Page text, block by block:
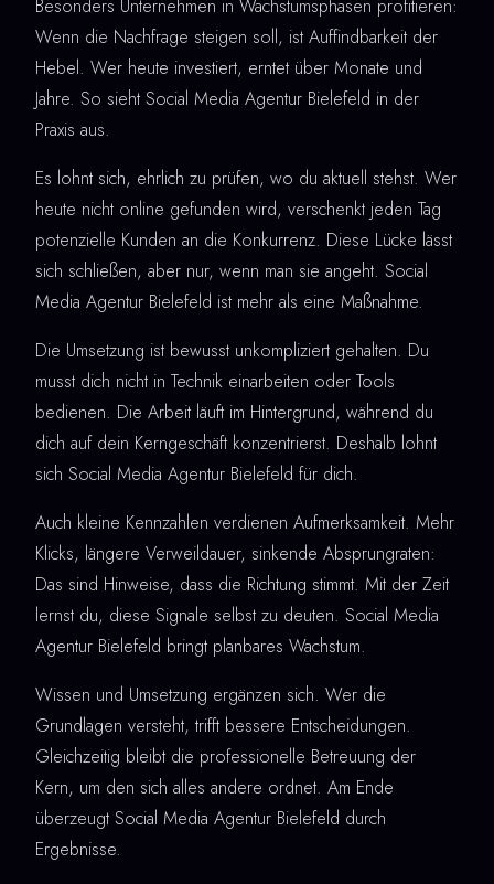
Besonders Unternehmen in Wachstumsphasen profitieren:
Wenn die Nachfrage steigen soll, ist Auffindbarkeit der
Hebel. Wer heute investiert, erntet über Monate und
Jahre. So sieht Social Media Agentur Bielefeld in der
Praxis aus.
Es lohnt sich, ehrlich zu prüfen, wo du aktuell stehst. Wer
heute nicht online gefunden wird, verschenkt jeden Tag
potenzielle Kunden an die Konkurrenz. Diese Lücke lässt
sich schließen, aber nur, wenn man sie angeht. Social
Media Agentur Bielefeld ist mehr als eine Maßnahme.
Die Umsetzung ist bewusst unkompliziert gehalten. Du
musst dich nicht in Technik einarbeiten oder Tools
bedienen. Die Arbeit läuft im Hintergrund, während du
dich auf dein Kerngeschäft konzentrierst. Deshalb lohnt
sich Social Media Agentur Bielefeld für dich.
Auch kleine Kennzahlen verdienen Aufmerksamkeit. Mehr
Klicks, längere Verweildauer, sinkende Absprungraten:
Das sind Hinweise, dass die Richtung stimmt. Mit der Zeit
lernst du, diese Signale selbst zu deuten. Social Media
Agentur Bielefeld bringt planbares Wachstum.
Wissen und Umsetzung ergänzen sich. Wer die
Grundlagen versteht, trifft bessere Entscheidungen.
Gleichzeitig bleibt die professionelle Betreuung der
Kern, um den sich alles andere ordnet. Am Ende
überzeugt Social Media Agentur Bielefeld durch
Ergebnisse.